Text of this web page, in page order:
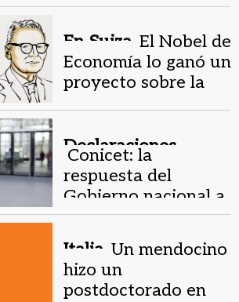
futuro de la ciencia
argentina
En Suiza. El Nobel de
Economía lo ganó un
proyecto sobre la
naciones
Declaraciones.
Conicet: la
respuesta del
Gobierno nacional a
los ganadores del
Premio Nobel
Italia. Un mendocino
hizo un
postdoctorado en